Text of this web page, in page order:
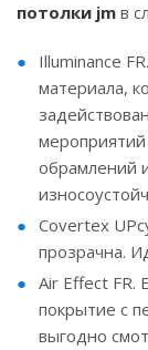
потолки jm в
Illuminance
материала,
мероприятий
обрамлений
Covertex
прозрачна.
Air Effect FR.
покрытие с
выгодно